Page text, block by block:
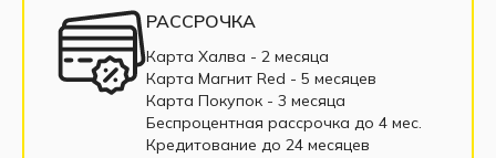
Угловой диван бежевый
Угловые диваны с пружинным блоком
Угловые диваны из ткани
Угловые диваны из экокожи
РАССРОЧКА
Карта Халва - 2 месяца
Карта Магнит Red - 5 месяцев
Карта Покупок - 3 месяца
Беспроцентная рассрочка до 4 мес.
Кредитование до 24 месяцев